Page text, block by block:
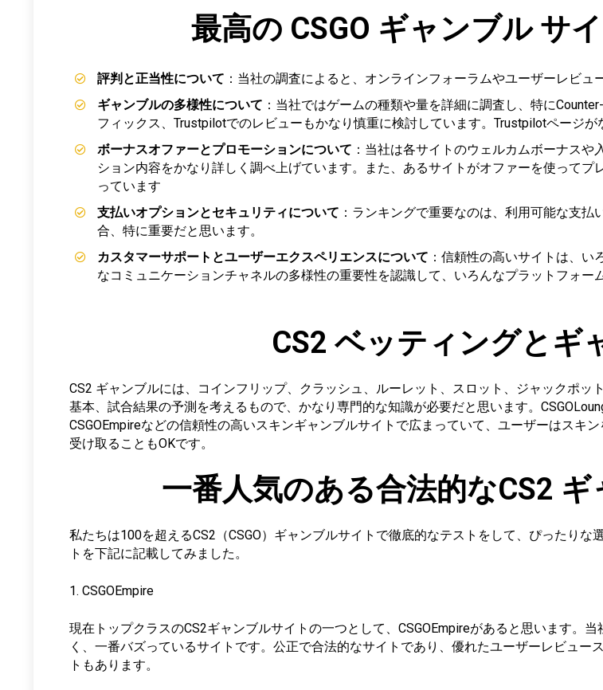
最高の CSGO ギャンブル サ
評判と正当性について ：当社の調査によると、オンラインフォーラムやユーザーレビュ
ギャンブルの多様性について ：当社ではゲームの種類や量を詳細に調査し、特に
フィックス、Trustpilotでのレビューもかなり慎重に検討しています。Trustpilotページ
ボーナスオファーとプロモーションについて ：当社は各サイトのウェルカムボーナス
ション内容をかなり詳しく調べ上げています。また、あるサイトがオファーを使って
っています
支払いオプションとセキュリティについて ：ランキングで重要なのは、利用可能な支
合、特に重要だと思います。
カスタマーサポートとユーザーエクスペリエンスについて ：信頼性の高いサイトは、
なコミュニケーションチャネルの多様性の重要性を認識して、いろんなプラットフォー
CS2 ベッティングとギ
CS2 ギャンブルには、コインフリップ、クラッシュ、ルーレット、スロット、ジャックポッ
基本、試合結果の予測を考えるもので、かなり専門的な知識が必要だと思います。
CSGOEmpireなどの信頼性の高いスキンギャンブルサイトで広まっていて、ユーザーはスキ
受け取ることもOKです。
一番人気のある合法的なCS2
私たちは100を超えるCS2（CSGO）ギャンブルサイトで徹底的なテストをして、ぴったり
トを下記に記載してみました。
1. CSGOEmpire
現在トップクラスのCS2ギャンブルサイトの一つとして、CSGOEmpireがあると思います。
く、一番バズっているサイトです。公正で合法的なサイトであり、優れたユーザーレビュ
トもあります。